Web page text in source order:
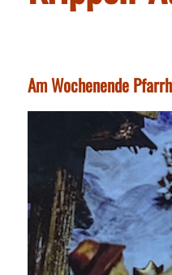
Am Wochenende